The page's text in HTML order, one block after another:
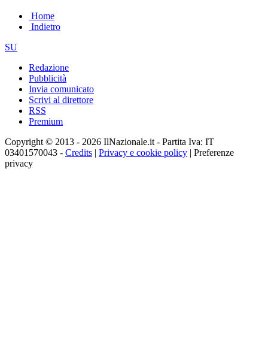
Home
Indietro
SU
Redazione
Pubblicità
Invia comunicato
Scrivi al direttore
RSS
Premium
Copyright © 2013 - 2026 IlNazionale.it - Partita Iva: IT
03401570043 - Credits | Privacy e cookie policy | Preferenze
privacy